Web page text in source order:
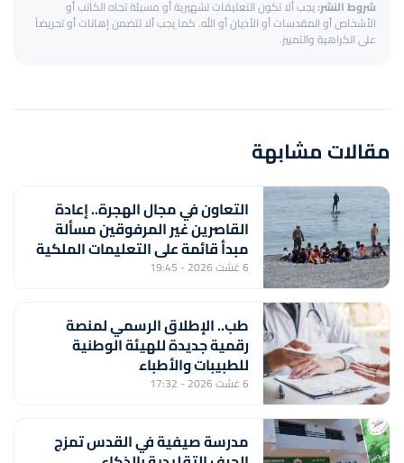
شروط النشر:يجب ألا تكون التعليقات تشهيرية أو مسيئة تجاه الكاتب أو
الأشخاص أو المقدسات أو الأديان أو الله. كما يجب ألا تتضمن إهانات أو تحريضاً
على الكراهية والتمييز.
مقالات مشابهة
التعاون في مجال الهجرة.. إعادة
القاصرين غير المرفوقين مسألة
مبدأ قائمة على التعليمات الملكية
السامية (مصدر دبلوماسي)
6 غشت 2026 - 19:45
طب.. الإطلاق الرسمي لمنصة
رقمية جديدة للهيئة الوطنية
للطبيبات والأطباء
6 غشت 2026 - 17:32
مدرسة صيفية في القدس تمزج